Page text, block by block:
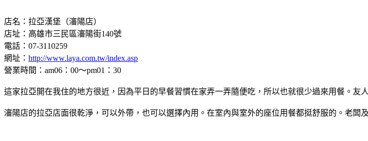
店名：拉亞漢堡（瀋陽店）
店址：高雄市三民區瀋陽街140號
電話：07-3110259
網址： http://www.laya.com.tw/index.asp
營業時間：am06：00～pm01：30
這家拉亞開在我住的地方很近，因為平日的早餐習慣在家弄一弄隨便吃，所以也就很少過來用餐。友
瀋陽店的拉亞店面很乾淨，可以外帶，也可以選擇內用。在室內與室外的座位用餐都挺舒服的。老闆